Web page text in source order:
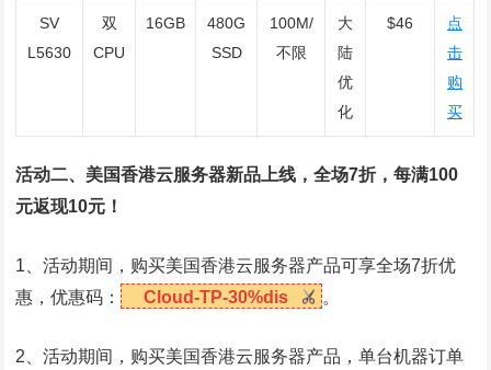
SV
L5630
双
CPU
16GB
480G
SSD
100M/
不限
大
陆
优
化
$46
点
击
购
买
活动二、美国香港云服务器新品上线，全场7折，每满100
元返现10元！
1、活动期间，购买美国香港云服务器产品可享全场7折优
惠，优惠码：
Cloud-TP-30%dis 。
2、活动期间，购买美国香港云服务器产品，单台机器订单